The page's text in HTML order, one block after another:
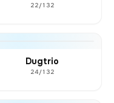
22/132
Dugtrio
24/132